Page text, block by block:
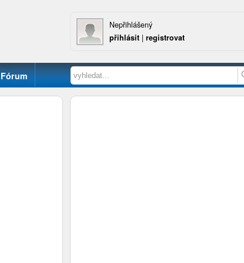
Nepřihlášený
přihlásit | registrovat
Fórum